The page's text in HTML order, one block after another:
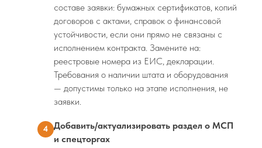
составе заявки: бумажных сертификатов, копий
договоров с актами, справок о финансовой
устойчивости, если они прямо не связаны с
исполнением контракта. Замените на:
реестровые номера из ЕИС, декларации.
Требования о наличии штата и оборудования
— допустимы только на этапе исполнения, не
заявки.
4
Добавить/актуализировать раздел о МСП
и спецторгах